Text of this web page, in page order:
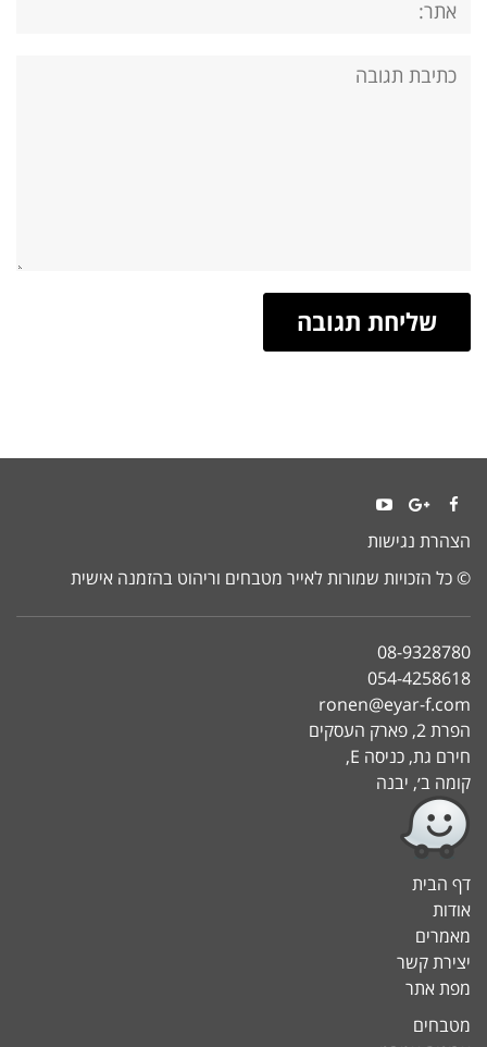
תגובה:
Facebook
Google+
YouTubeהצהרת נגישות
© כל הזכויות שמורות לאייר מטבחים וריהוט בהזמנה אישית
08-9328780
054-4258618
ronen@eyar-f.com
הפרת 2, פארק העסקים
חירם גת, כניסה E,
קומה ב׳, יבנה
דף הבית
אודות
מאמרים
יצירת קשר
מפת אתר
מטבחים